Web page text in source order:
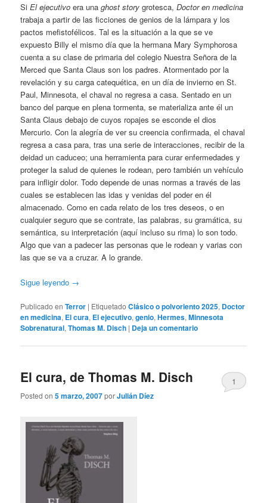
Si El ejecutivo era unaghost story grotesca,Doctor en medicina
trabaja a partir de las ficciones de genios de la lámpara y los
pactos mefistofélicos. Tal es la situación a la que se ve
expuesto Billy el mismo día que la hermana Mary Symphorosa
cuenta a su clase de primaria del colegio Nuestra Señora de la
Merced que Santa Claus son los padres. Atormentado por la
revelación y su carga catequética, en un día de invierno en St.
Paul, Minnesota, el chaval no regresa a casa. Sentado en un
banco del parque en plena tormenta, se materializa ante él un
Santa Claus debajo de cuyos ropajes se esconde el dios
Mercurio. Con la alegría de ver su creencia confirmada, el chaval
regresa a casa para, tras una serie de interacciones, recibir de la
deidad un caduceo; una herramienta para curar enfermedades y
proteger la salud de quienes le rodean, pero también un vehículo
para infligir dolor. Todo depende de unas normas a través de las
cuales se establecen las idas y venidas del poder en él
almacenado. Como en cada relato de los tres deseos, o en
cualquier seguro que se contrate, las palabras, su gramática, su
semántica, su interpretación (aquí incluso su rima) lo son todo.
Algo que van a padecer las personas que le rodean y varias con
las que se va a cruzar. A lo grande.
Sigue leyendo →
Publicado en Terror | Etiquetado Clásico o polvoriento 2025, Doctor
en medicina, El cura, El ejecutivo,genio,Hermes,Minnesota
Sobrenatural,Thomas M. Disch | Deja un comentario
El cura, de Thomas M. Disch
Posted on5 marzo, 2007porJulián Díez
1